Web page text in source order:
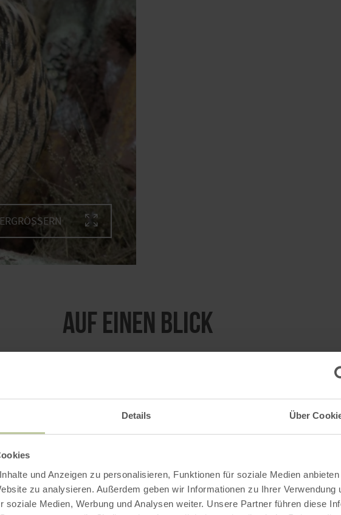
Details Über
und Anzeigen zu personalisieren, Funktionen für soziale Medien
zu analysieren. Außerdem geben wir Informationen zu Ihrer Verwendung
soziale Medien, Werbung und Analysen weiter. Unsere Partner führen diese
Auf einen Blick